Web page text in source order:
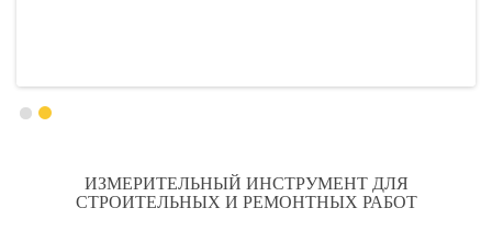
ИЗМЕРИТЕЛЬНЫЙ ИНСТРУМЕНТ ДЛЯ
СТРОИТЕЛЬНЫХ И РЕМОНТНЫХ РАБОТ